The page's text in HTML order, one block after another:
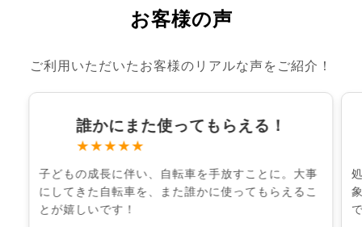
お客様の声
ご利用いただいたお客様のリアルな声をご紹介！
誰かにまた使ってもらえる！
★★★★★
子どもの成長に伴い、自転車を手放すことに。大事
にしてきた自転車を、また誰かに使ってもらえるこ
とが嬉しいです！